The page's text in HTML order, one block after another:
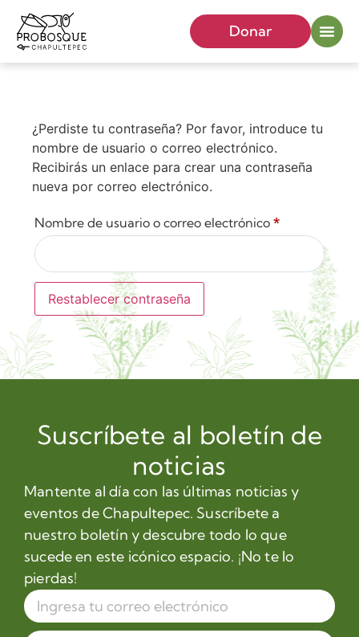
Donar
¿Perdiste tu contraseña? Por favor, introduce tu
nombre de usuario o correo electrónico.
Recibirás un enlace para crear una contraseña
nueva por correo electrónico.
Nombre de usuario o correo electrónico *
Restablecer contraseña
Suscríbete al boletín de
noticias
Mantente al día con las últimas noticias y
eventos de Chapultepec. Suscríbete a
nuestro boletín y descubre todo lo que
sucede en este icónico espacio. ¡No te lo
pierdas!